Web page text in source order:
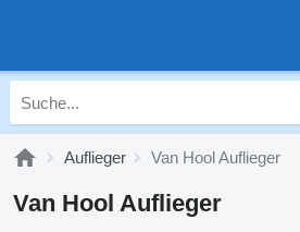
Auflieger Van Hool Auflieger
Van Hool Auflieger